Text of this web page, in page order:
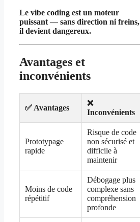
Le vibe coding est un moteur
puissant — sans direction ni freins,
il devient dangereux.
Avantages et
inconvénients
✅ Avantages
❌
Inconvénients
Prototypage
rapide
Risque de code
non sécurisé et
difficile à
maintenir
Moins de code
répétitif
Débogage plus
complexe sans
compréhension
profonde